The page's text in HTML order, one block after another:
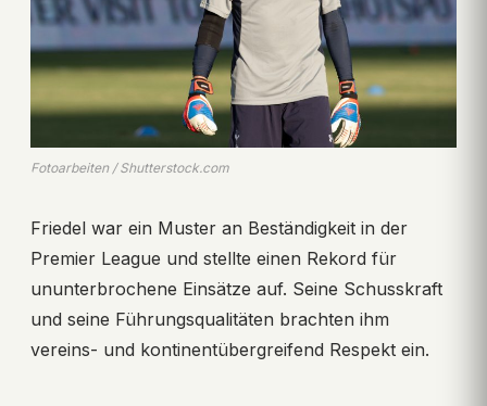
Fotoarbeiten / Shutterstock.com
Friedel war ein Muster an Beständigkeit in der
Premier League und stellte einen Rekord für
ununterbrochene Einsätze auf. Seine Schusskraft
und seine Führungsqualitäten brachten ihm
vereins- und kontinentübergreifend Respekt ein.